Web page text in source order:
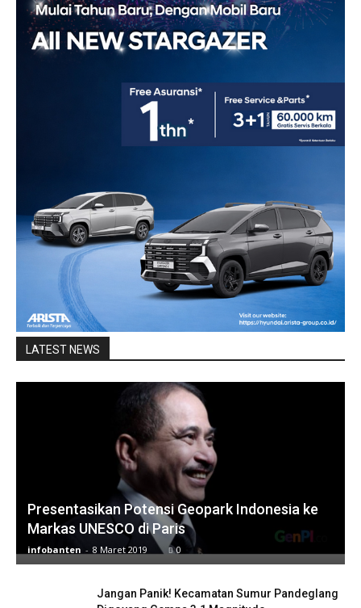
LATEST NEWS
Presentasikan Potensi Geopark Indonesia ke
Markas UNESCO di Paris
infobanten - 8 Maret 2019 0
Jangan Panik! Kecamatan Sumur Pandeglang